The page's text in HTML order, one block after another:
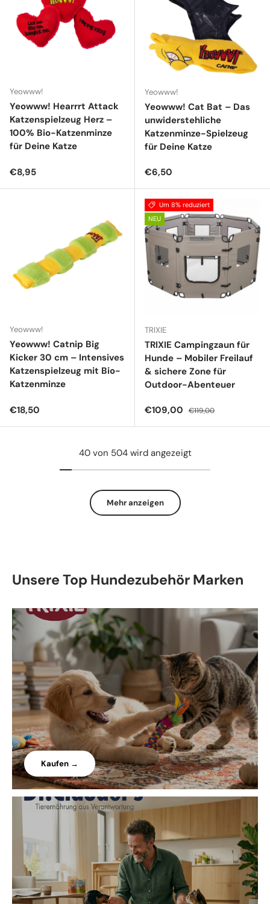
Yeowww!
Yeowww! Hearrrt Attack
Katzenspielzeug Herz –
100% Bio-Katzenminze
für Deine Katze
Normaler Preis
€8,95
Yeowww!
Yeowww! Cat Bat – Das
unwiderstehliche
Katzenminze-Spielzeug
für Deine Katze
Normaler Preis
€6,50
Yeowww!
Yeowww! Catnip Big
Kicker 30 cm – Intensives
Katzenspielzeug mit Bio-
Katzenminze
Normaler Preis
€18,50
Um 8% reduziert
NEU
TRIXIE
TRIXIE Campingzaun für
Hunde – Mobiler Freilauf
& sichere Zone für
Outdoor-Abenteuer
Verkaufspreis
€109,00 Normaler Preis
€119,00
40 von 504 wird angezeigt
Mehr anzeigen
Unsere Top Hundezubehör Marken
Kaufen →